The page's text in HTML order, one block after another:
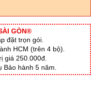
GÒN®
đặt trọn gói.
HCM (trên 4 bộ).
giá 250.000đ.
hành 5 năm.